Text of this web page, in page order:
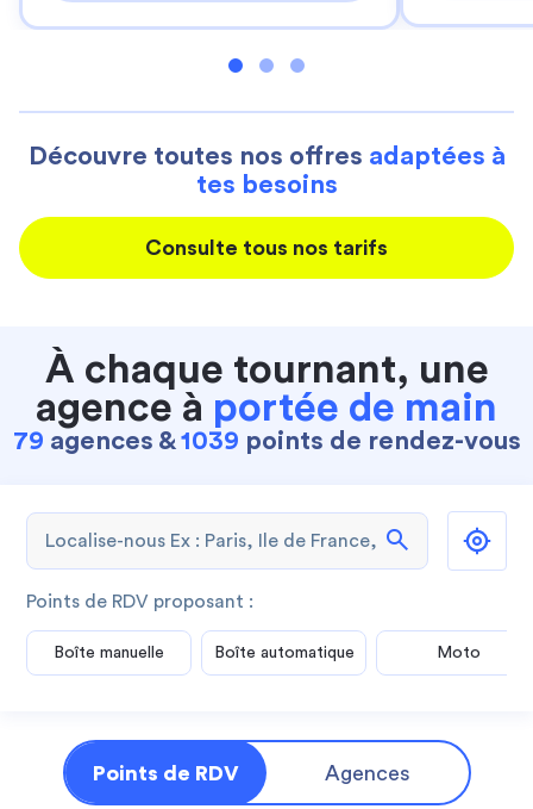
Découvre toutes nos offres adaptées à
tes besoins
Consulte tous nos tarifs
À chaque tournant, une
agence à portée de main
79 agences &1039 points de rendez-vous
search
Points de RDV proposant :
Boîte manuelle Boîte automatique Moto
Points de RDV Agences